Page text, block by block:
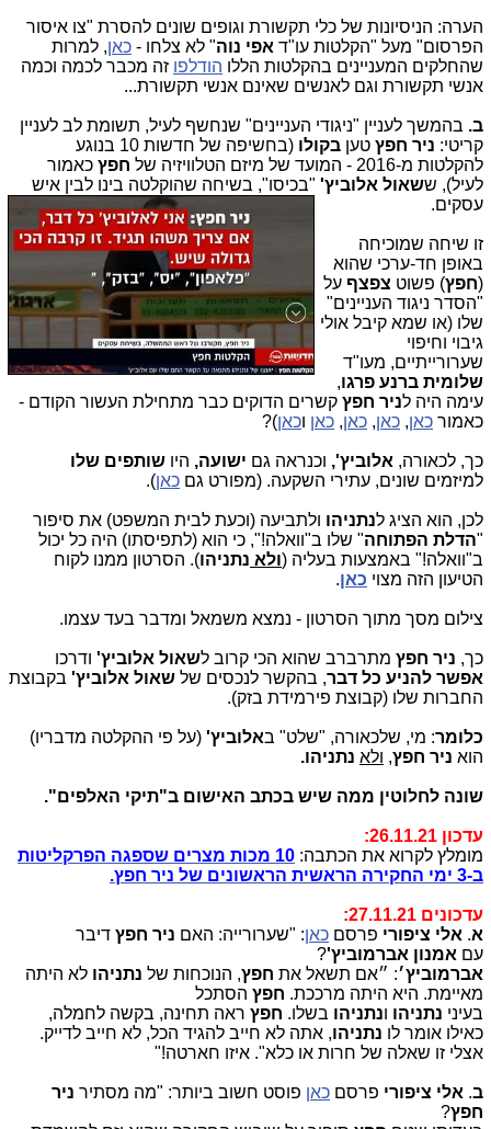
הערה: הניסיונות של כלי תקשורת וגופים שונים להסרת "צו איסור
הפרסום" מעל "הקלטות עו"ד אפי נוה" לא צלחו - כאן, למרות
שהחלקים המעניינים בהקלטות הללו הודלפו זה מכבר לכמה וכמה
אנשי תקשורת וגם לאנשים שאינם אנשי תקשורת...
ב. בהמשך לעניין "ניגודי העניינים" שנחשף לעיל, תשומת לב לעניין
קריטי: ניר חפץ טען בקולו
(בחשיפה של חדשות 10 בנוגע
להקלטות מ-2016 - המועד של מיזם הטלוויזיה של
חפץ כאמור
לעיל), ששאול אלוביץ' "בכיסו", בשיחה שהוקלטה בינו לבין איש
עסקים.
זו שיחה שמוכיחה
באופן חד-ערכי שהוא
(חפץ) פשוט צפצף על
"הסדר ניגוד העניינים"
שלו (או שמא קיבל אולי
גיבוי וחיפוי
שערורייתיים, מעו"ד
שלומית ברנע פרגו,
עימה היה לניר חפץ קשרים הדוקים כבר מתחילת העשור הקודם -
כאמור כאן, כאן, כאן, כאן וכאן)?
כך, לכאורה, אלוביץ', וכנראה גם ישועה, היו שותפים שלו
למיזמים שונים, עתירי השקעה. (מפורט גם כאן).
לכן, הוא הציג לנתניהו ולתביעה (וכעת לבית המשפט) את סיפור
"הדלת הפתוחה" שלו ב"וואלה!", כי הוא (לתפיסתו) היה כל יכול
ב"וואלה!" באמצעות בעליה (ולא נתניהו). הסרטון ממנו לקוח
הטיעון הזה מצוי כאן.
צילום מסך מתוך הסרטון - נמצא משמאל ומדבר בעד עצמו.
כך, ניר חפץ מתרברב שהוא הכי קרוב לשאול אלוביץ' ודרכו
אפשר להניע כל דבר, בהקשר לנכסים של שאול אלוביץ' בקבוצת
החברות שלו (קבוצת פירמידת בזק).
כלומר: מי, שלכאורה, "שלט" באלוביץ' (על פי ההקלטה מדבריו)
הוא ניר חפץ, ולא נתניהו.
שונה לחלוטין ממה שיש בכתב האישום ב"תיקי האלפים".
עדכון 26.11.21:
מומלץ לקרוא את הכתבה:
10 מכות מצרים שספגה הפרקליטות
ב-3 ימי החקירה הראשית הראשונים של ניר חפץ.
עדכונים 27.11.21:
א. אלי ציפורי פרסם כאן: "‏שערורייה: האם ניר חפץ דיבר
עם אמנון אברמוביץ'?
אברמוביץ׳: ״אם תשאל את חפץ, הנוכחות של נתניהו לא היתה
מאיימת. היא היתה מרככת. חפץ הסתכל
בעיני נתניהו ונתניהו בשלו. חפץ ראה תחינה, בקשה לחמלה,
כאילו אומר לו נתניהו, אתה לא חייב להגיד הכל, לא חייב לדייק.
אצלי זו שאלה של חרות או כלא". ‏איזו חארטה!"
ב. אלי ציפורי פרסם כאן פוסט חשוב ביותר: "‏מה מסתיר ניר
חפץ?